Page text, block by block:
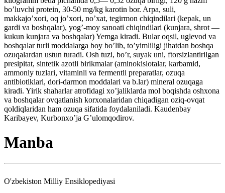
bo’luvchi protein, 30-50 mg/kg karotin bor. Arpa, suli,
makkajo’xori, oq jo’xori, no’xat, tegirmon chiqindilari (kepak, un
gardi va boshqalar), yog’-moy sanoati chiqindilari (kunjara, shrot —
kukun kunjara va boshqalar) Yemga kiradi. Bular oqsil, uglevod va
boshqalar turli moddalarga boy bo’lib, to’yimliligi jihatdan boshqa
ozuqalardan ustun turadi. Osh tuzi, bo’r, suyak uni, ftorsizlantirilgan
presipitat, sintetik azotli birikmalar (aminokislotalar, karbamid,
ammoniy tuzlari, vitaminli va fermentli preparatlar, ozuqa
antibiotiklari, dori-darmon moddalari va b.lar) mineral ozuqaga
kiradi. Yirik shaharlar atrofidagi xo’jaliklarda mol boqishda oshxona
va boshqalar ovqatlanish korxonalaridan chiqadigan oziq-ovqat
qoldiqlaridan ham ozuqa sifatida foydalaniladi. Kaudenbay
Karibayev, Kurbonxo’ja G’ulomqodirov.
Manba
O'zbekiston Milliy Ensiklopediyasi